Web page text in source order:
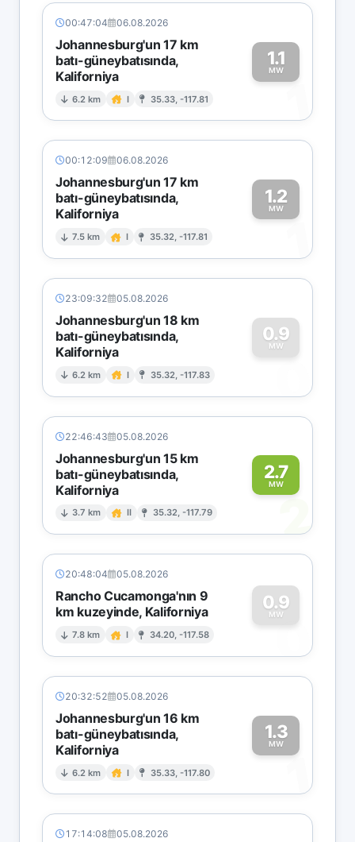
00:47:04 06.08.2026
Johannesburg'un 17 km
batı-güneybatısında,
Kaliforniya
6.2 km I 35.33, -117.81
1.1
MW
1
00:12:09 06.08.2026
Johannesburg'un 17 km
batı-güneybatısında,
Kaliforniya
7.5 km I 35.32, -117.81
1.2
MW
1
23:09:32 05.08.2026
Johannesburg'un 18 km
batı-güneybatısında,
Kaliforniya
6.2 km I 35.32, -117.83
0.9
MW
0
22:46:43 05.08.2026
Johannesburg'un 15 km
batı-güneybatısında,
Kaliforniya
3.7 km II 35.32, -117.79
2.7
MW
2
20:48:04 05.08.2026
Rancho Cucamonga'nın 9
km kuzeyinde, Kaliforniya
7.8 km I 34.20, -117.58
0.9
MW
0
20:32:52 05.08.2026
Johannesburg'un 16 km
batı-güneybatısında,
Kaliforniya
6.2 km I 35.33, -117.80
1.3
MW
1
17:14:08 05.08.2026